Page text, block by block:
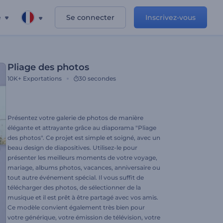
Se connecter Inscrivez-vous
Pliage des photos
10K+ Exportations 30 secondes
Présentez votre galerie de photos de manière
élégante et attrayante grâce au diaporama "Pliage
des photos". Ce projet est simple et soigné, avec un
beau design de diapositives. Utilisez-le pour
présenter les meilleurs moments de votre voyage,
mariage, albums photos, vacances, anniversaire ou
tout autre événement spécial. Il vous suffit de
télécharger des photos, de sélectionner de la
musique et il est prêt à être partagé avec vos amis.
Ce modèle convient également très bien pour
votre générique, votre émission de télévision, votre